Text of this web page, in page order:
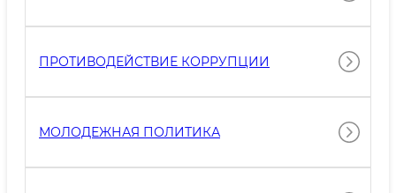
ПРОТИВОДЕЙСТВИЕ КОРРУПЦИИ
МОЛОДЕЖНАЯ ПОЛИТИКА